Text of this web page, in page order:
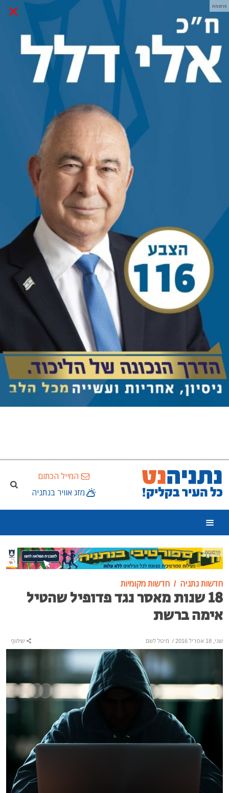
× פרסומת
המייל הכתום
מזג אוויר בנתניה
פרסומת
חדשות נתניה חדשות מקומיות
18 שנות מאסר נגד פדופיל שהטיל
אימה ברשת
שני, 18 אפריל 2016 / מיטל לשם שיתוף